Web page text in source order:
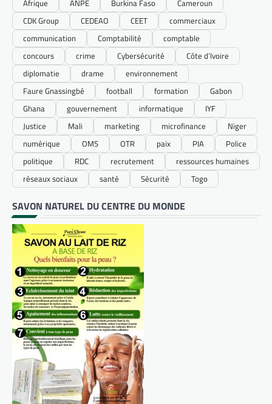
Afrique ANPE Burkina Faso
Cameroun
CDK Group
CEDEAO CEET
commerciaux
communication
Comptabilité
comptable
concours
crime Cybersécurité
Côte d’Ivoire
diplomatie
drame
environnement
Faure Gnassingbé
football formation
Gabon
Ghana
gouvernement informatique
IYF
Justice
Mali marketing microfinance
Niger
numérique
OMS OTR paix PIA
Police
politique
RDC recrutement
ressources humaines
réseaux sociaux
santé Sécurité Togo
SAVON NATUREL DU CENTRE DU MONDE